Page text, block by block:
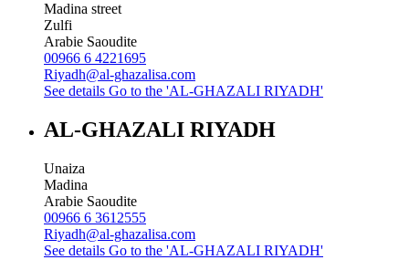
Madina street
Zulfi
Arabie Saoudite
00966 6 4221695
Riyadh@al-ghazalisa.com
See details Go to the 'AL-GHAZALI RIYADH'
AL-GHAZALI RIYADH
Unaiza
Madina
Arabie Saoudite
00966 6 3612555
Riyadh@al-ghazalisa.com
See details Go to the 'AL-GHAZALI RIYADH'